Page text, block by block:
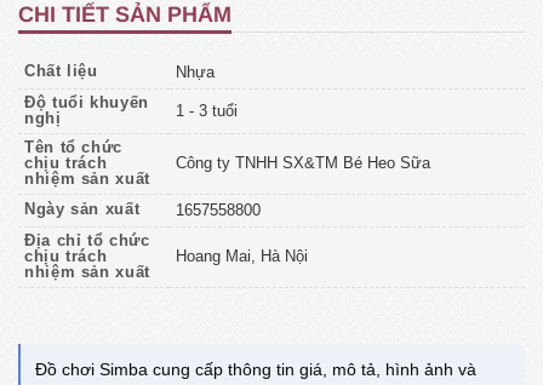
CHI TIẾT SẢN PHẨM
Chất liệu
Nhựa
Độ tuổi khuyến
nghị
1 - 3 tuổi
Tên tổ chức
chịu trách
nhiệm sản xuất
Công ty TNHH SX&TM Bé Heo Sữa
Ngày sản xuất
1657558800
Địa chỉ tổ chức
chịu trách
nhiệm sản xuất
Hoang Mai, Hà Nội
Đồ chơi Simba cung cấp thông tin giá, mô tả, hình ảnh và